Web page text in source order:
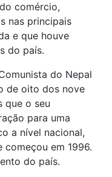
comércio,
nas principais
e que houve
do país.
do Nepal
de oito dos nove
que o seu
para uma
a nível nacional,
começou em 1996.
do país.